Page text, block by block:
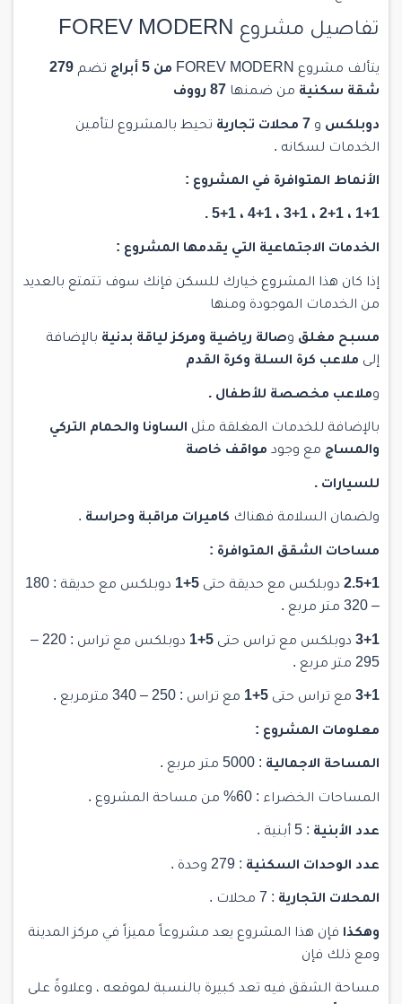
تفاصيل مشروع FOREV MODERN
يتألف مشروع FOREV MODERN من 5 أبراج تضم 279
شقة سكنية من ضمنها 87 رووف
دوبلكس و 7 محلات تجارية
تحيط بالمشروع لتأمين
الخدمات لسكانه .
الأنماط المتوافرة في المشروع :
1+1 ، 2+1 ، 3+1 ، 4+1 ، 5+1 .
الخدمات الاجتماعية التي يقدمها المشروع :
إذا كان هذا المشروع خيارك للسكن فإنك سوف تتمتع بالعديد
من الخدمات الموجودة ومنها
مسبح مغلق وصالة رياضية ومركز لياقة بدنية بالإضافة
إلى ملاعب كرة السلة وكرة القدم
وملاعب مخصصة للأطفال .
بالإضافة للخدمات المغلقة مثل الساونا والحمام التركي
والمساج مع وجود مواقف خاصة
للسيارات .
ولضمان السلامة فهناك كاميرات مراقبة وحراسة .
مساحات الشقق المتوافرة :
2.5+1 دوبلكس مع حديقة حتى 5+1
دوبلكس مع حديقة : 180
– 320 متر مربع .
3+1 دوبلكس مع تراس حتى 5+1
دوبلكس مع تراس : 220 –
295 متر مربع .
3+1 مع تراس حتى 5+1 مع تراس : 250 – 340 مترمربع .
معلومات المشروع :
المساحة الاجمالية : 5000 متر مربع .
المساحات الخضراء : 60% من مساحة المشروع .
عدد الأبنية : 5 أبنية .
عدد الوحدات السكنية : 279 وحدة .
المحلات التجارية : 7 محلات .
وهكذا فإن هذا المشروع يعد مشروعاً مميزاً في مركز المدينة
ومع ذلك فإن
مساحة الشقق فيه تعد كبيرة بالنسبة لموقعه ، وعلاوةً على